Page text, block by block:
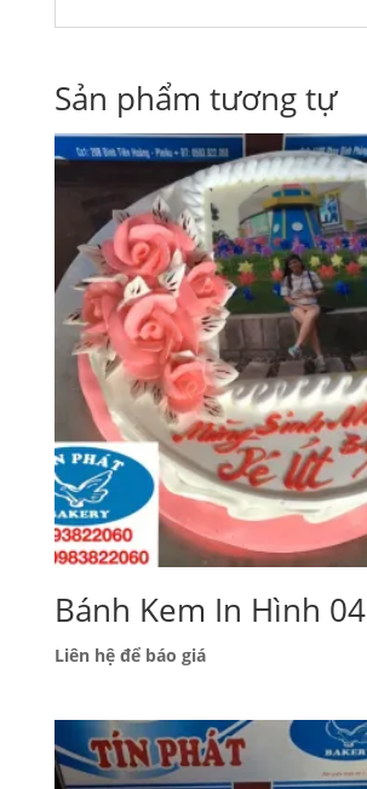
Sản phẩm tương tự
Bánh Kem In Hình 04
Liên hệ để báo giá